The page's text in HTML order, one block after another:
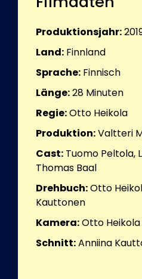
Produktionsjahr:
Land: Finnland
Sprache: Finnisch
Länge:28 Minuten
Regie:Otto Heikola
Produktion:Valtteri
Cast: Tuomo Peltola,
Thomas Baal
Drehbuch:Otto
Kauttonen
Kamera:Otto Heikola
Schnitt:Anniina